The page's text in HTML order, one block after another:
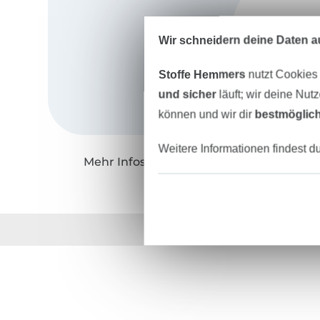
Mehr Infos zu "Meine Herzenswelt"
Wir schneidern deine Daten
Stoffe Hemmers nutzt
und sicherläuft; wir deine
können und wir dir
Weitere Informationen findest